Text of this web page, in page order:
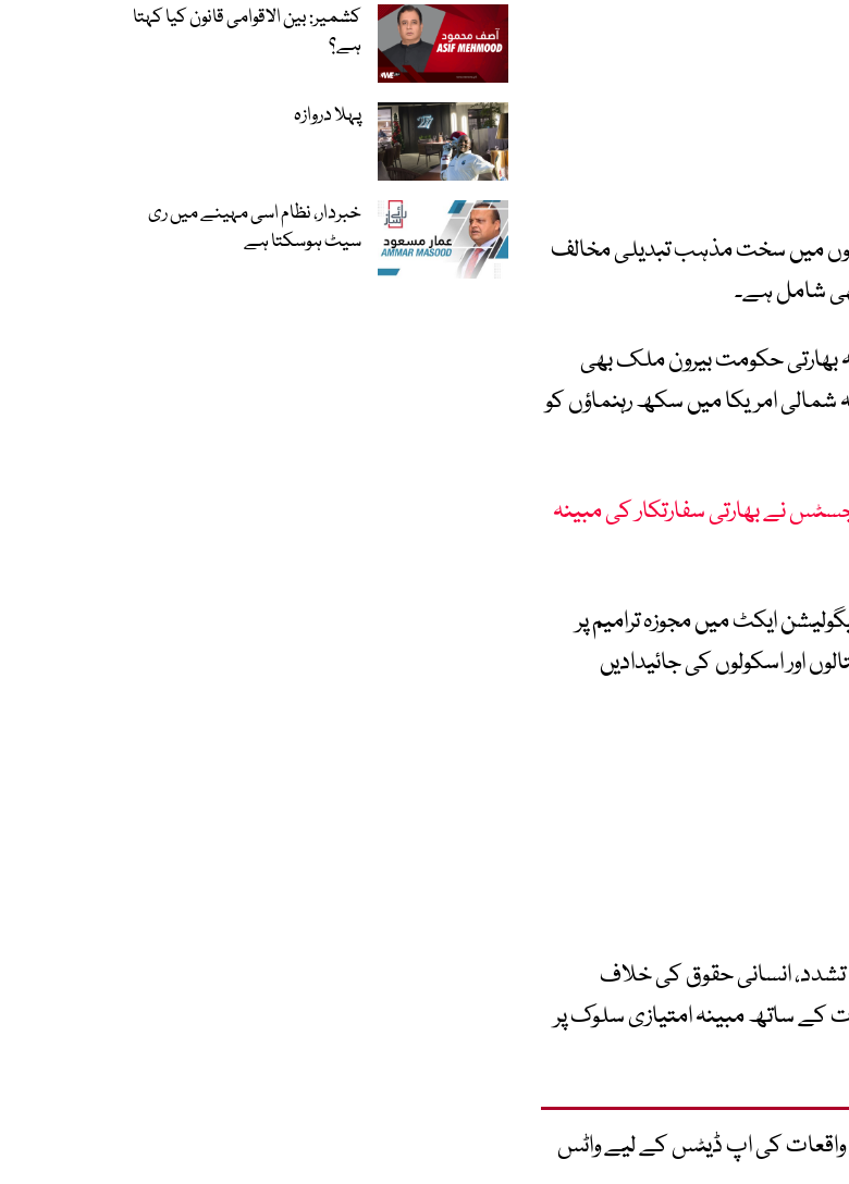
کہ 2026 تک بھارت کی 28 میں سے 13 ریاستوں میں سخت مذہب تبدیلی مخالف
شامل ہے۔
بھارتی حکومت بیرون ملک بھی
شمالی امریکا میں سکھ رہنماؤں کو
نے بھارتی سفارتکار کی مبینہ
ایکٹ میں مجوزہ ترامیم پر
اور اسکولوں کی جائیدادیں
انسانی حقوق کی خلاف
کے ساتھ مبینہ امتیازی سلوک پر
واقعات کی اپ ڈیٹس کے لیے واٹس
کشمیر: بین الاقوامی قانون کیا کہتا
ہے؟
پہلا دروازہ
خبردار، نظام اسی مہینے میں ری
سیٹ ہوسکتا ہے